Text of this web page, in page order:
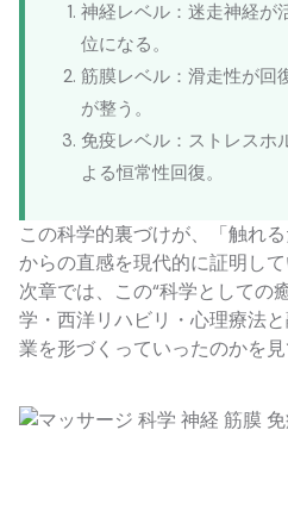
神経レベル：迷走神経が
位になる。
筋膜レベル：滑走性が回
が整う。
免疫レベル：ストレスホ
よる恒常性回復。
この科学的裏づけが、「触れ
からの直感を現代的に証明して
次章では、この“科学としての
学・西洋リハビリ・心理療法
業を形づくっていったのかを見